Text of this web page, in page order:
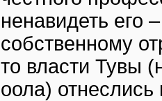
ненавидеть его
собственному
то власти Тувы
оола) отнеслись